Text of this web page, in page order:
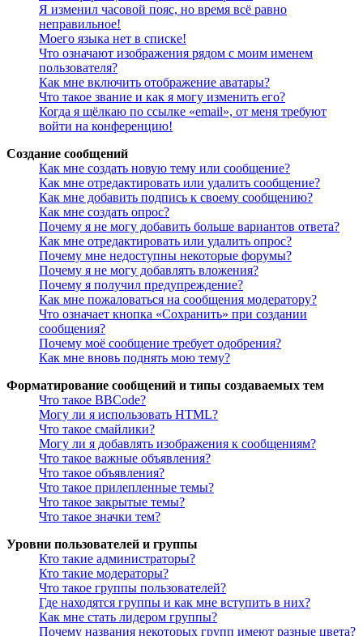
Я изменил часовой пояс, но время всё равно
неправильное!
Моего языка нет в списке!
Что означают изображения рядом с моим именем
пользователя?
Как мне включить отображение аватары?
Что такое звание и как я могу изменить его?
Когда я щёлкаю по ссылке «email», от меня требуют
войти на конференцию!
Создание сообщений
Как мне создать новую тему или сообщение?
Как мне отредактировать или удалить сообщение?
Как мне добавить подпись к своему сообщению?
Как мне создать опрос?
Почему я не могу добавить больше вариантов ответа?
Как мне отредактировать или удалить опрос?
Почему мне недоступны некоторые форумы?
Почему я не могу добавлять вложения?
Почему я получил предупреждение?
Как мне пожаловаться на сообщения модератору?
Что означает кнопка «Сохранить» при создании
сообщения?
Почему моё сообщение требует одобрения?
Как мне вновь поднять мою тему?
Форматирование сообщений и типы создаваемых тем
Что такое BBCode?
Могу ли я использовать HTML?
Что такое смайлики?
Могу ли я добавлять изображения к сообщениям?
Что такое важные объявления?
Что такое объявления?
Что такое прилепленные темы?
Что такое закрытые темы?
Что такое значки тем?
Уровни пользователей и группы
Кто такие администраторы?
Кто такие модераторы?
Что такое группы пользователей?
Где находятся группы и как мне вступить в них?
Как мне стать лидером группы?
Почему названия некоторых групп имеют разные цвета?